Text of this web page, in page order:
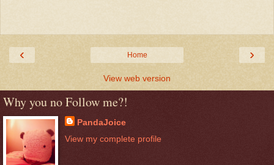
‹ ›
Home
View web version
Why you no Follow me?!
PandaJoice
View my complete profile